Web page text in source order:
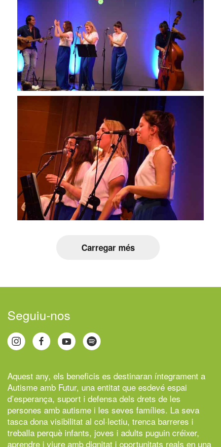
Carregar més
Seguiu-nos
Aquest any, els beneficis es destinaran íntegrament a
Autisme amb Futur, una entitat que esdevé espai
d’esperança, suport i defensa dels drets de les
persones amb autisme i les seves famílies. La seva
tasca dona visibilitat al col·lectiu, trenca barreres i
treballa perquè infants, joves i adults puguin créixer,
aprendre i viure amb dignitat i oportunitats reals en una